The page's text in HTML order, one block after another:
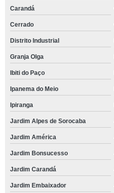
Carandá
Cerrado
Distrito Industrial
Granja Olga
Ibiti do Paço
Ipanema do Meio
Ipiranga
Jardim Alpes de Sorocaba
Jardim América
Jardim Bonsucesso
Jardim Carandá
Jardim Embaixador